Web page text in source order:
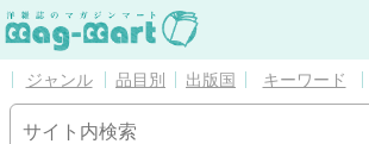
ジャンル 品目別 出版国 キーワード